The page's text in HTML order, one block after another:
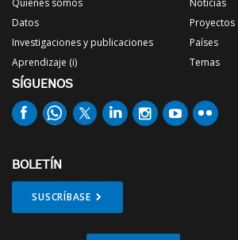
Quiénes somos
Datos
Investigaciones y publicaciones
Aprendizaje (i)
Noticias
Proyectos
Países
Temas
SÍGUENOS
BOLETÍN
SUSCRÍBASE